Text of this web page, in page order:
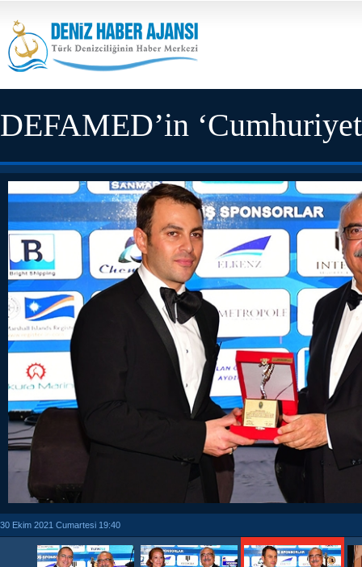
DEFAMED’in
30 Ekim 2021 Cumartesi 19:40